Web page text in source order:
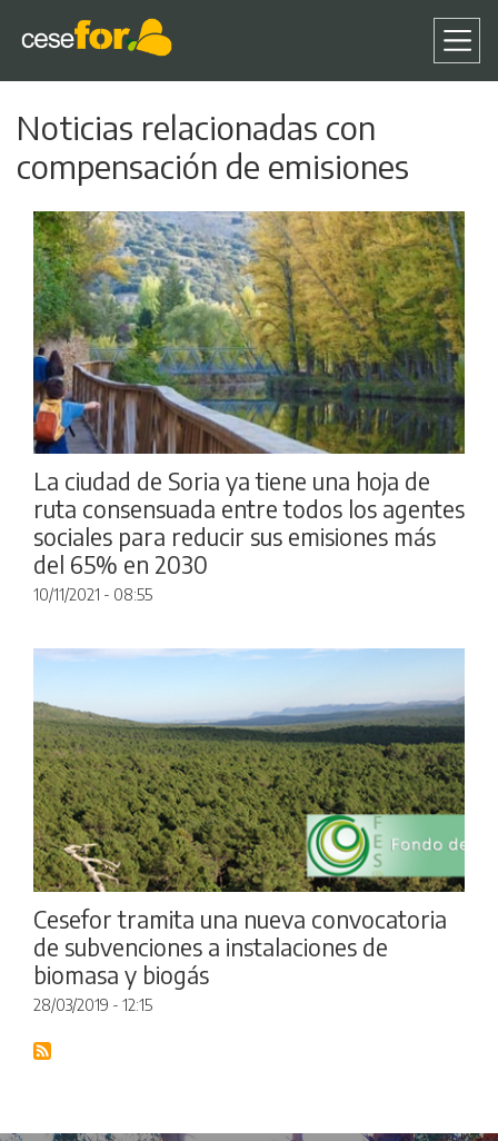
al
contenido
principal
Noticias relacionadas con
compensación de emisiones
La ciudad de Soria ya tiene una hoja de
ruta consensuada entre todos los agentes
sociales para reducir sus emisiones más
del 65% en 2030
10/11/2021 - 08:55
Cesefor tramita una nueva convocatoria
de subvenciones a instalaciones de
biomasa y biogás
28/03/2019 - 12:15